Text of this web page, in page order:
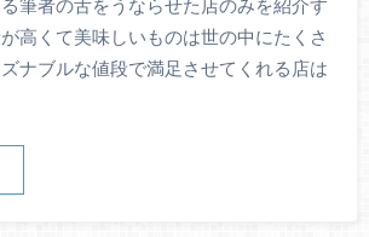
筆者の舌をうならせた店のみを紹介す
高くて美味しいものは世の中にたくさ
ナブルな値段で満足させてくれる店は